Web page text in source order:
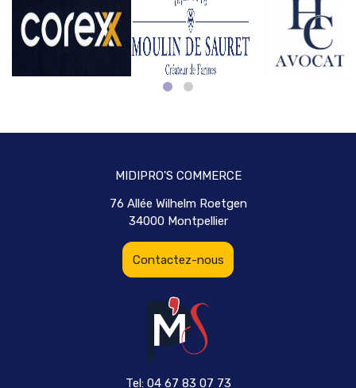
MIDIPRO'S COMMERCE
76 Allée Wilhelm Roetgen
34000 Montpellier
Contactez-nous
Tel: 04 67 83 07 73